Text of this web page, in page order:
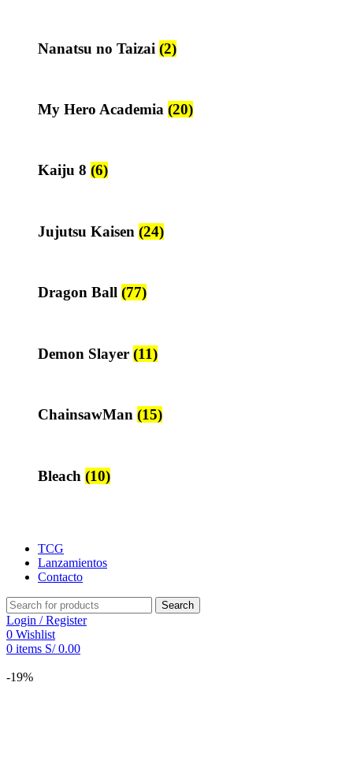
Nanatsu no Taizai (2)
My Hero Academia (20)
Kaiju 8 (6)
Jujutsu Kaisen (24)
Dragon Ball (77)
Demon Slayer (11)
ChainsawMan (15)
Bleach (10)
TCG
Lanzamientos
Contacto
Search
Login / Register
0 Wishlist
0 items S/0.00
-19%